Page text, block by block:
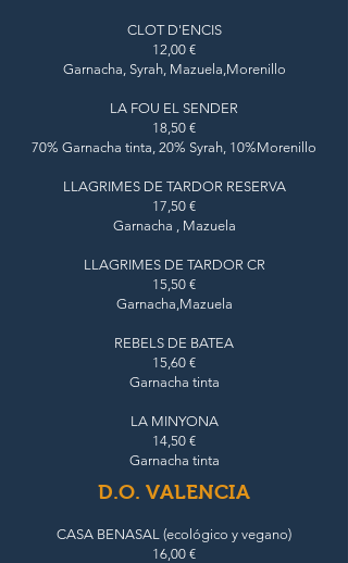
CLOT D'ENCIS
12,00 €
Garnacha, Syrah, Mazuela,Morenillo
LA FOU EL SENDER
18,50 €
70% Garnacha tinta, 20% Syrah, 10%Morenillo
LLAGRIMES DE TARDOR RESERVA
17,50 €
Garnacha , Mazuela
LLAGRIMES DE TARDOR CR
15,50 €
Garnacha,Mazuela
REBELS DE BATEA
15,60 €
Garnacha tinta
LA MINYONA
14,50 €
Garnacha tinta
D.O. VALENCIA
CASA BENASAL (ecológico y vegano)
16,00 €